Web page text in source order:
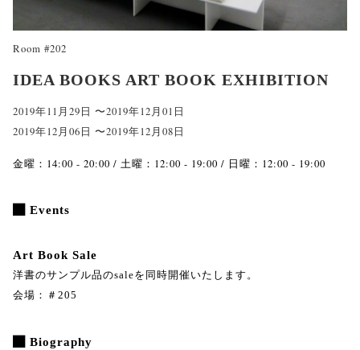
Room #202
IDEA BOOKS ART BOOK EXHIBITION
2019年11月29日 〜2019年12月01日
2019年12月06日 〜2019年12月08日
金曜：14:00 - 20:00 / 土曜：12:00 - 19:00 / 日曜：12:00 - 19:00
Events
Art Book Sale
洋書のサンプル品のsaleを同時開催いたします。
会場：＃205
Biography